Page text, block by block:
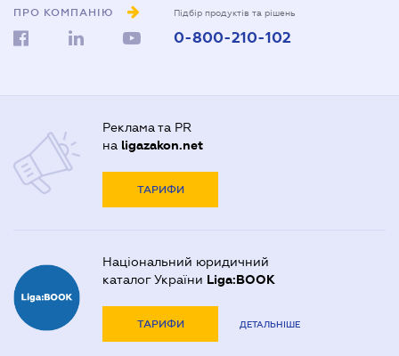
ПРО КОМПАНІЮ Підбір продуктів та рішень
0-800-210-102
Реклама та PR
на ligazakon.net
ТАРИФИ
Національний юридичний
каталог України Liga:BOOK
ТАРИФИ ДЕТАЛЬНІШЕ